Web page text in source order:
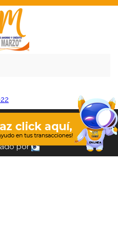
Se prohibe el uso o
COAC 14 DE MARZO,
- Ecuador
por